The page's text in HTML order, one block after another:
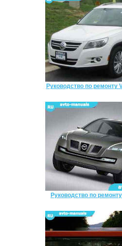
Руководство по ремонту
Руководство по